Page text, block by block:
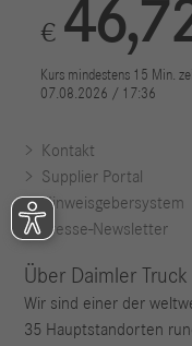
Kontakt
Supplier Portal
Hinweisgebersystem
Presse-Newsletter
Über Daimler Truck
Wir sind einer der
35 Hauptstandorten